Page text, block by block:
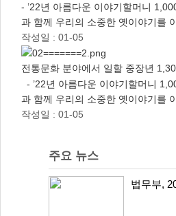
- ’22년 아름다운 이야기할머니
과 함께 우리의 소중한 옛이야기를
작성일 : 01-05
전통문화 분야에서 일할 중장년
- ’22년 아름다운 이야기할머니
과 함께 우리의 소중한 옛이야기를
작성일 : 01-05
주요 뉴스
법무부,